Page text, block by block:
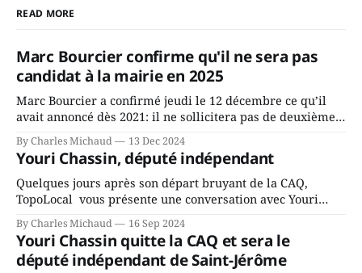
READ MORE
Marc Bourcier confirme qu'il ne sera pas
candidat à la mairie en 2025
Marc Bourcier a confirmé jeudi le 12 décembre ce qu’il
avait annoncé dès 2021: il ne sollicitera pas de deuxième
fait l’annonce en s’adressant aux employés de la ville,
rassemblés en soirée pour leur traditionnel souper
By Charles Michaud 13 Dec 2024
Youri Chassin, député indépendant
Quelques jours après son départ bruyant de la CAQ,
TopoLocal vous présente une conversation avec Youri
depuis longtemps? Sera-t-il candidat indépendant dans 2
ans? Joindrait-il un autre parti, par exemple les
conservateurs d’Éric Duhaime? Que lui
By Charles Michaud 16 Sep 2024
Youri Chassin quitte la CAQ et sera le
député indépendant de Saint-Jérôme